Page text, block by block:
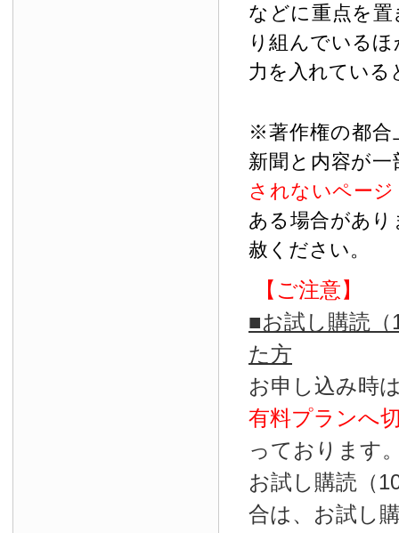
などに重点を
り組んでいる
力を入れている
※著作権の都合
新聞と内容が
されないペー
ある場合があ
赦ください。
【ご注意】
■お試し購読
た方
お申し込み時
有料プランへ
っております
お試し購読（
合は、お試し